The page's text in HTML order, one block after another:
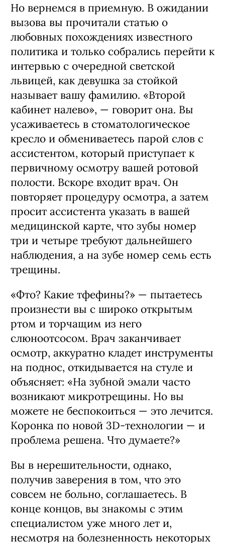
Но вернемся в приемную. В ожидании
вызова вы прочитали статью о
любовных похождениях известного
политика и только собрались перейти к
интервью с очередной светской
львицей, как девушка за стойкой
называет вашу фамилию. «Второй
кабинет налево», — говорит она. Вы
усаживаетесь в стоматологическое
кресло и обмениваетесь парой слов с
ассистентом, который приступает к
первичному осмотру вашей ротовой
полости. Вскоре входит врач. Он
повторяет процедуру осмотра, а затем
просит ассистента указать в вашей
медицинской карте, что зубы номер
три и четыре требуют дальнейшего
наблюдения, а на зубе номер семь есть
трещины.
«Фто? Какие тфефины?» — пытаетесь
произнести вы с широко открытым
ртом и торчащим из него
слюноотсосом. Врач заканчивает
осмотр, аккуратно кладет инструменты
на поднос, откидывается на стуле и
объясняет: «На зубной эмали часто
возникают микротрещины. Но вы
можете не беспокоиться — это лечится.
Коронка по новой 3D-технологии — и
проблема решена. Что думаете?»
Вы в нерешительности, однако,
получив заверения в том, что это
совсем не больно, соглашаетесь. В
конце концов, вы знакомы с этим
специалистом уже много лет и,
несмотря на болезненность некоторых